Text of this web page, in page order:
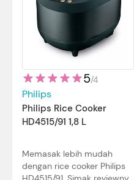
5/4
Philips
Philips Rice Cooker
HD4515/91 1,8 L
Memasak lebih mudah
dengan rice cooker Philips